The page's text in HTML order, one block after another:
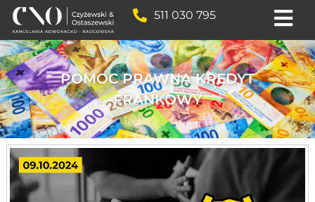
511 030 795
POMOC PRAWNA KREDYT
FRANKOWY